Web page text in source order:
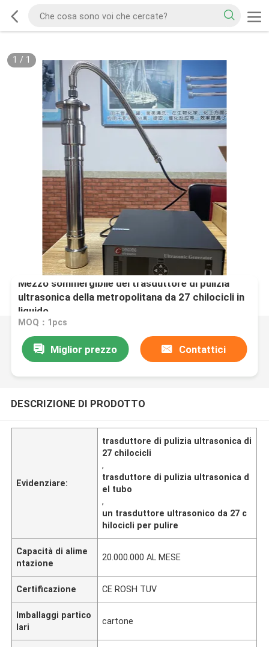
1 / 1
Mezzo sommergibile del trasduttore di pulizia
ultrasonica della metropolitana da 27 chilocicli in
liquido
MOQ：1pcs
Miglior prezzo Contattici
DESCRIZIONE DI PRODOTTO
Evidenziare:
trasduttore di pulizia ultrasonica di
27 chilocicli
,
trasduttore di pulizia ultrasonica d
el tubo
,
un trasduttore ultrasonico da 27 c
hilocicli per pulire
Capacità di alime
ntazione
20.000.000 AL MESE
Certificazione CE ROSH TUV
Imballaggi partico
lari
cartone